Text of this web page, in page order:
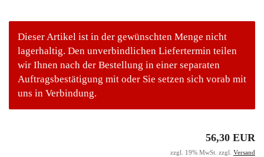
Dieser Artikel ist in der gewünschten Menge nicht
lagerhaltig. Den unverbindlichen Liefertermin teilen
wir Ihnen nach der Bestellung in einer separaten
Auftragsbestätigung mit oder Sie setzen sich vorab mit
uns in Verbindung.
56,30 EUR
zzgl. 19% MwSt. zzgl. Versand